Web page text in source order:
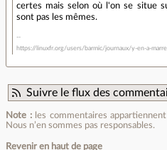
certes mais selon où l'on se situe
sont pas les mêmes.
https://linuxfr.org/users/barmic/journaux/y-en-a-
Suivre le flux des
Note :les commentaires
Nous n’en sommes pas responsables.
Revenir en haut de page